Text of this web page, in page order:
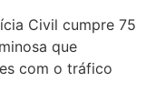
Civil cumpre 75
que
com o tráfico